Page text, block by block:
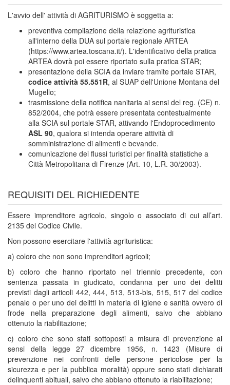
L'avvio dell' attività di AGRITURISMO è soggetta a:
preventiva compilazione della relazione agrituristica
all'interno della DUA sul portale regionale ARTEA
(https://www.artea.toscana.it/). L'identificativo della pratica
ARTEA dovrà poi essere riportato sulla pratica STAR;
presentazione della SCIA da inviare tramite portale STAR,
codice attività 55.551R, al SUAP dell'Unione Montana del
Mugello;
trasmissione della notifica nanitaria ai sensi del reg. (CE) n.
852/2004, che potrà essere presentata contestualmente
alla SCIA sul portale STAR, attivando l'Endoprocedimento
ASL 90, qualora si intenda operare attività di
somministrazione di alimenti e bevande.
comunicazione dei flussi turistici per finalità statistiche a
Città Metropolitana di Firenze (Art. 10, L.R. 30/2003).
REQUISITI DEL RICHIEDENTE
Essere imprenditore agricolo, singolo o associato di cui all’art.
2135 del Codice Civile.
Non possono esercitare l'attività agrituristica:
a) coloro che non sono imprenditori agricoli;
b) coloro che hanno riportato nel triennio precedente, con
sentenza passata in giudicato, condanna per uno dei delitti
previsti dagli articoli 442, 444, 513, 513-bis, 515, 517 del codice
penale o per uno dei delitti in materia di igiene e sanità ovvero di
frode nella preparazione degli alimenti, salvo che abbiano
ottenuto la riabilitazione;
c) coloro che sono stati sottoposti a misura di prevenzione ai
sensi della legge 27 dicembre 1956, n. 1423 (Misure di
prevenzione nei confronti delle persone pericolose per la
sicurezza e per la pubblica moralità) oppure sono stati dichiarati
delinquenti abituali, salvo che abbiano ottenuto la riabilitazione;